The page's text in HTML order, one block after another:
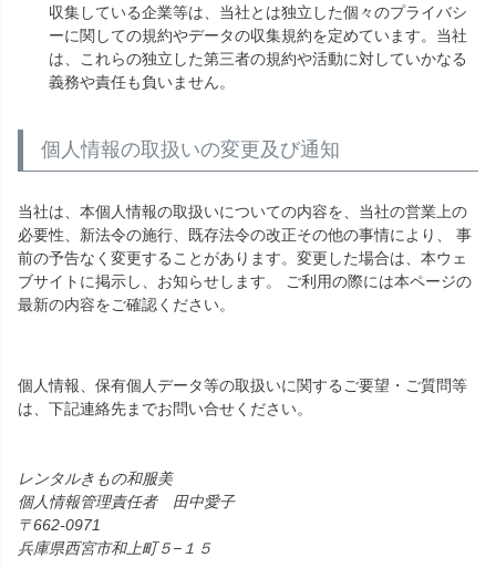
収集している企業等は、当社とは独立した個々のプライバシ
ーに関しての規約やデータの収集規約を定めています。当社
は、これらの独立した第三者の規約や活動に対していかなる
義務や責任も負いません。
個人情報の取扱いの変更及び通知
当社は、本個人情報の取扱いについての内容を、当社の営業上の
必要性、新法令の施行、既存法令の改正その他の事情により、 事
前の予告なく変更することがあります。変更した場合は、本ウェ
ブサイトに掲示し、お知らせします。 ご利用の際には本ページの
最新の内容をご確認ください。
個人情報、保有個人データ等の取扱いに関するご要望・ご質問等
は、下記連絡先までお問い合せください。
レンタルきもの和服美
個人情報管理責任者 田中愛子
662-0971
兵庫県西宮市和上町５−１５